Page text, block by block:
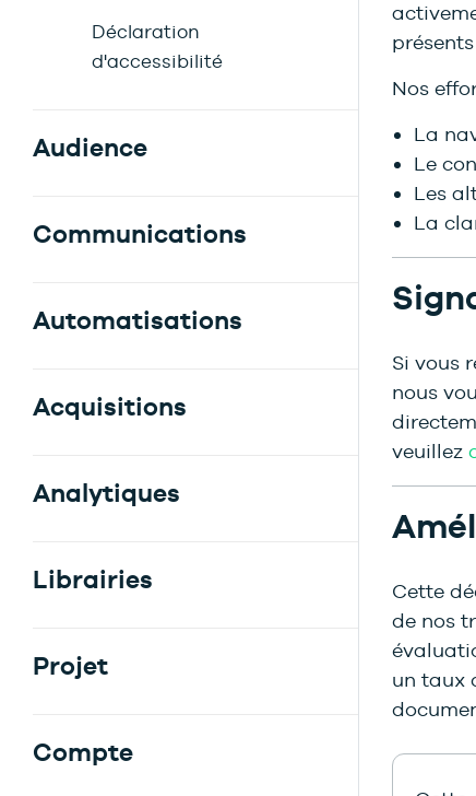
Déclaration
d'accessibilité
Audience
Communications
Automatisations
Acquisitions
Analytiques
Librairies
Projet
Compte
Nos
La
Le
Les
La
Si vous
nous
veuillez
Cette
de nos
un taux